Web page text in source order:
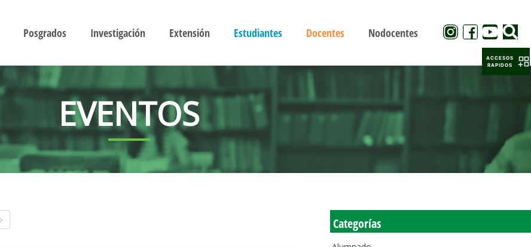
Posgrados Investigación Extensión Estudiantes Docentes Nodocentes
EVENTOS
Categorías
ACCESOS
RAPIDOS